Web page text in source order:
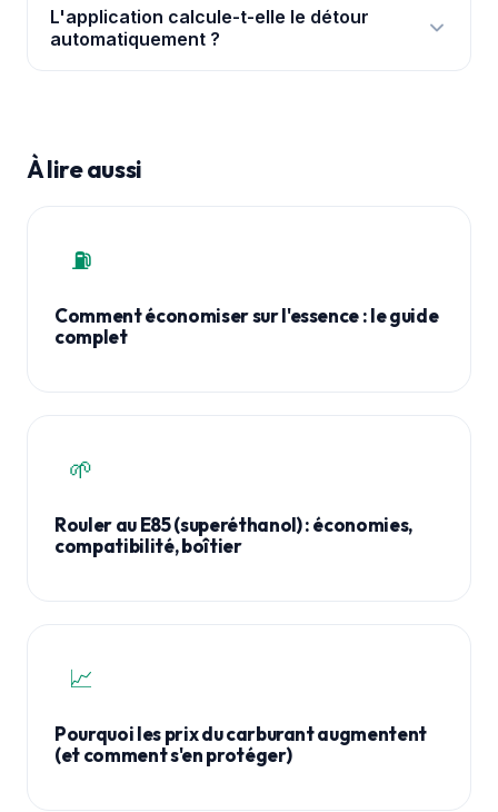
de la consommation. La règle : compare l'économie
brute au coût du carburant brûlé pour l'aller-retour.
L'application calcule-t-elle le détour
automatiquement ?
À lire aussi
⛽
Comment économiser sur l'essence : le guide
complet
🌱
Rouler au E85 (superéthanol) : économies,
compatibilité, boîtier
📈
Pourquoi les prix du carburant augmentent
(et comment s'en protéger)